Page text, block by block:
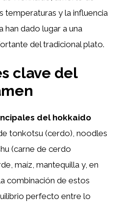
temperaturas y la influencia
han dado lugar a una
del tradicional plato.
clave del
del hokkaido
tonkotsu (cerdo), noodles
(carne de cerdo
maíz, mantequilla y, en
combinación de estos
perfecto entre lo